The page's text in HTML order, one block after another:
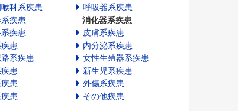
科系疾患
呼吸器系疾患
疾患
消化器系疾患
疾患
皮膚系疾患
患
内分泌系疾患
系疾患
女性生殖器系疾患
患
新生児系疾患
患
外傷系疾患
患
その他疾患